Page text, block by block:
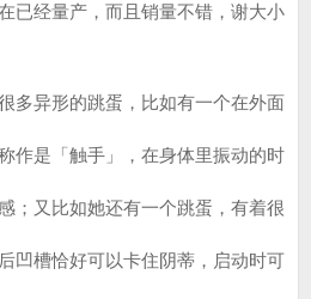
已经量产，而且销量不错，谢大小
异形的跳蛋，比如有一个在外面
作是「触手」，在身体里振动的时
；又比如她还有一个跳蛋，有着很
凹槽恰好可以卡住阴蒂，启动时可